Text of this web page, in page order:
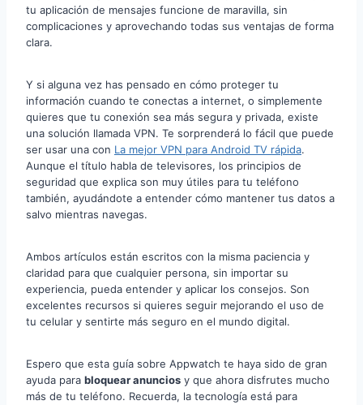
tu aplicación de mensajes funcione de maravilla, sin
complicaciones y aprovechando todas sus ventajas de forma
clara.
Y si alguna vez has pensado en cómo proteger tu
información cuando te conectas a internet, o simplemente
quieres que tu conexión sea más segura y privada, existe
una solución llamada VPN. Te sorprenderá lo fácil que puede
ser usar una con La mejor VPN para Android TV rápida.
Aunque el título habla de televisores, los principios de
seguridad que explica son muy útiles para tu teléfono
también, ayudándote a entender cómo mantener tus datos a
salvo mientras navegas.
Ambos artículos están escritos con la misma paciencia y
claridad para que cualquier persona, sin importar su
experiencia, pueda entender y aplicar los consejos. Son
excelentes recursos si quieres seguir mejorando el uso de
tu celular y sentirte más seguro en el mundo digital.
Espero que esta guía sobre Appwatch te haya sido de gran
ayuda para bloquear anuncios y que ahora disfrutes mucho
más de tu teléfono. Recuerda, la tecnología está para